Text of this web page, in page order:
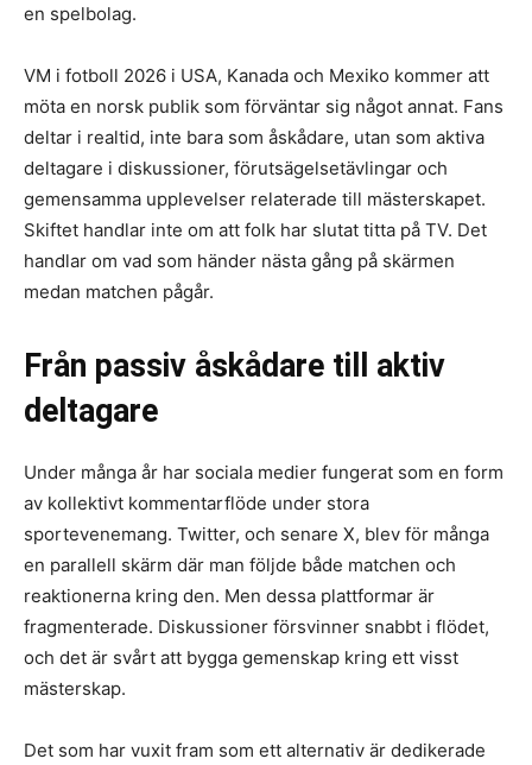
en spelbolag.
VM i fotboll 2026 i USA, Kanada och Mexiko kommer att
möta en norsk publik som förväntar sig något annat. Fans
deltar i realtid, inte bara som åskådare, utan som aktiva
deltagare i diskussioner, förutsägelsetävlingar och
gemensamma upplevelser relaterade till mästerskapet.
Skiftet handlar inte om att folk har slutat titta på TV. Det
handlar om vad som händer nästa gång på skärmen
medan matchen pågår.
Från passiv åskådare till aktiv
deltagare
Under många år har sociala medier fungerat som en form
av kollektivt kommentarflöde under stora
sportevenemang. Twitter, och senare X, blev för många
en parallell skärm där man följde både matchen och
reaktionerna kring den. Men dessa plattformar är
fragmenterade. Diskussioner försvinner snabbt i flödet,
och det är svårt att bygga gemenskap kring ett visst
mästerskap.
Det som har vuxit fram som ett alternativ är dedikerade